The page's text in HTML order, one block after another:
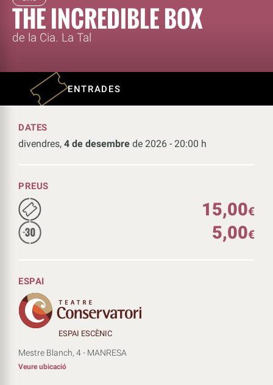
THE INCREDIBLE BOX
de la Cia. La Tal
ENTRADES
DATES
divendres, 4 de desembre de 2026 - 20:00 h
PREUS
15,00€
5,00€
ESPAI
ESPAI ESCÈNIC
Mestre Blanch, 4 - MANRESA
Veure ubicació